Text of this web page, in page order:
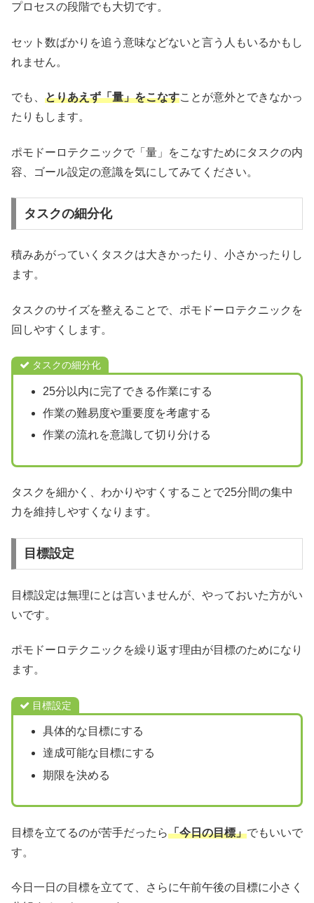
プロセスの段階でも大切です。
セット数ばかりを追う意味などないと言う人もいるかもし
れません。
でも、 とりあえず「量」をこなすことが意外とできなかっ
たりもします。
ポモドーロテクニックで「量」をこなすためにタスクの内
容、ゴール設定の意識を気にしてみてください。
タスクの細分化
積みあがっていくタスクは大きかったり、小さかったりし
ます。
タスクのサイズを整えることで、ポモドーロテクニックを
回しやすくします。
タスクの細分化
25分以内に完了できる作業にする
作業の難易度や重要度を考慮する
作業の流れを意識して切り分ける
タスクを細かく、わかりやすくすることで25分間の集中
力を維持しやすくなります。
目標設定
目標設定は無理にとは言いませんが、やっておいた方がい
いです。
ポモドーロテクニックを繰り返す理由が目標のためになり
ます。
目標設定
具体的な目標にする
達成可能な目標にする
期限を決める
目標を立てるのが苦手だったら「今日の目標」でもいいで
す。
今日一日の目標を立てて、さらに午前午後の目標に小さく